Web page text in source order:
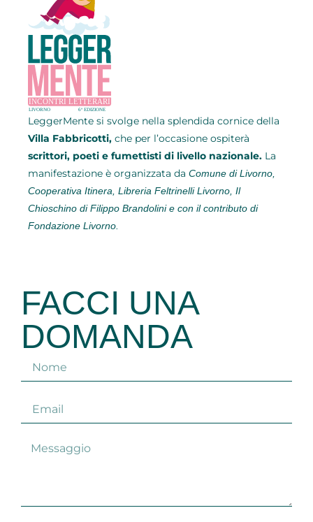
LeggerMente si svolge nella splendida cornice della
Villa Fabbricotti, che per l’occasione ospiterà
scrittori, poeti e fumettisti di livello nazionale. La
manifestazione è organizzata da Comune di Livorno,
Cooperativa Itinera, Libreria Feltrinelli Livorno, Il
Chioschino di Filippo Brandolini e con il contributo di
Fondazione Livorno.
FACCI UNA
DOMANDA